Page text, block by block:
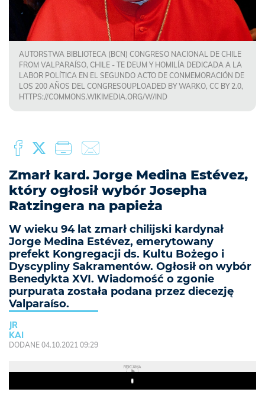
AUTORSTWA BIBLIOTECA (BCN) CONGRESO NACIONAL DE CHILE
FROM VALPARAÍSO, CHILE - TE DEUM Y HOMILÍA DEDICADA A LA
LABOR POLÍTICA EN EL SEGUNDO ACTO DE CONMEMORACIÓN DE
LOS 200 AÑOS DEL CONGRESOUPLOADED BY WARKO, CC BY 2.0,
HTTPS://COMMONS.WIKIMEDIA.ORG/W/IND
Zmarł kard. Jorge Medina Estévez,
który ogłosił wybór Josepha
Ratzingera na papieża
W wieku 94 lat zmarł chilijski kardynał
Jorge Medina Estévez, emerytowany
prefekt Kongregacji ds. Kultu Bożego i
Dyscypliny Sakramentów. Ogłosił on wybór
Benedykta XVI. Wiadomość o zgonie
purpurata została podana przez diecezję
Valparaíso.
JR
KAI
DODANE 04.10.2021 09:29
REKLAMA
Play